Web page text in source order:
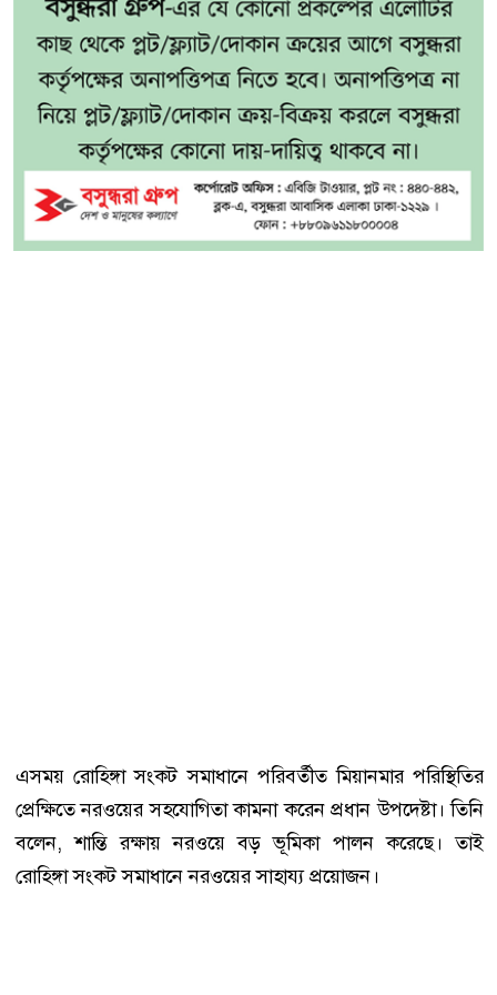
এসময় রোহিঙ্গা সংকট সমাধানে পরিবর্তীত মিয়ানমার পরিস্থিতির
প্রেক্ষিতে নরওয়ের সহযোগিতা কামনা করেন প্রধান উপদেষ্টা। তিনি
বলেন, শান্তি রক্ষায় নরওয়ে বড় ভূমিকা পালন করেছে। তাই
রোহিঙ্গা সংকট সমাধানে নরওয়ের সাহায্য প্রয়োজন।